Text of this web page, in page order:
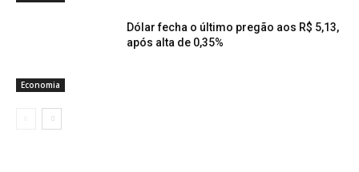
Economia
Dólar fecha o último pregão aos R$ 5,13,
após alta de 0,35%